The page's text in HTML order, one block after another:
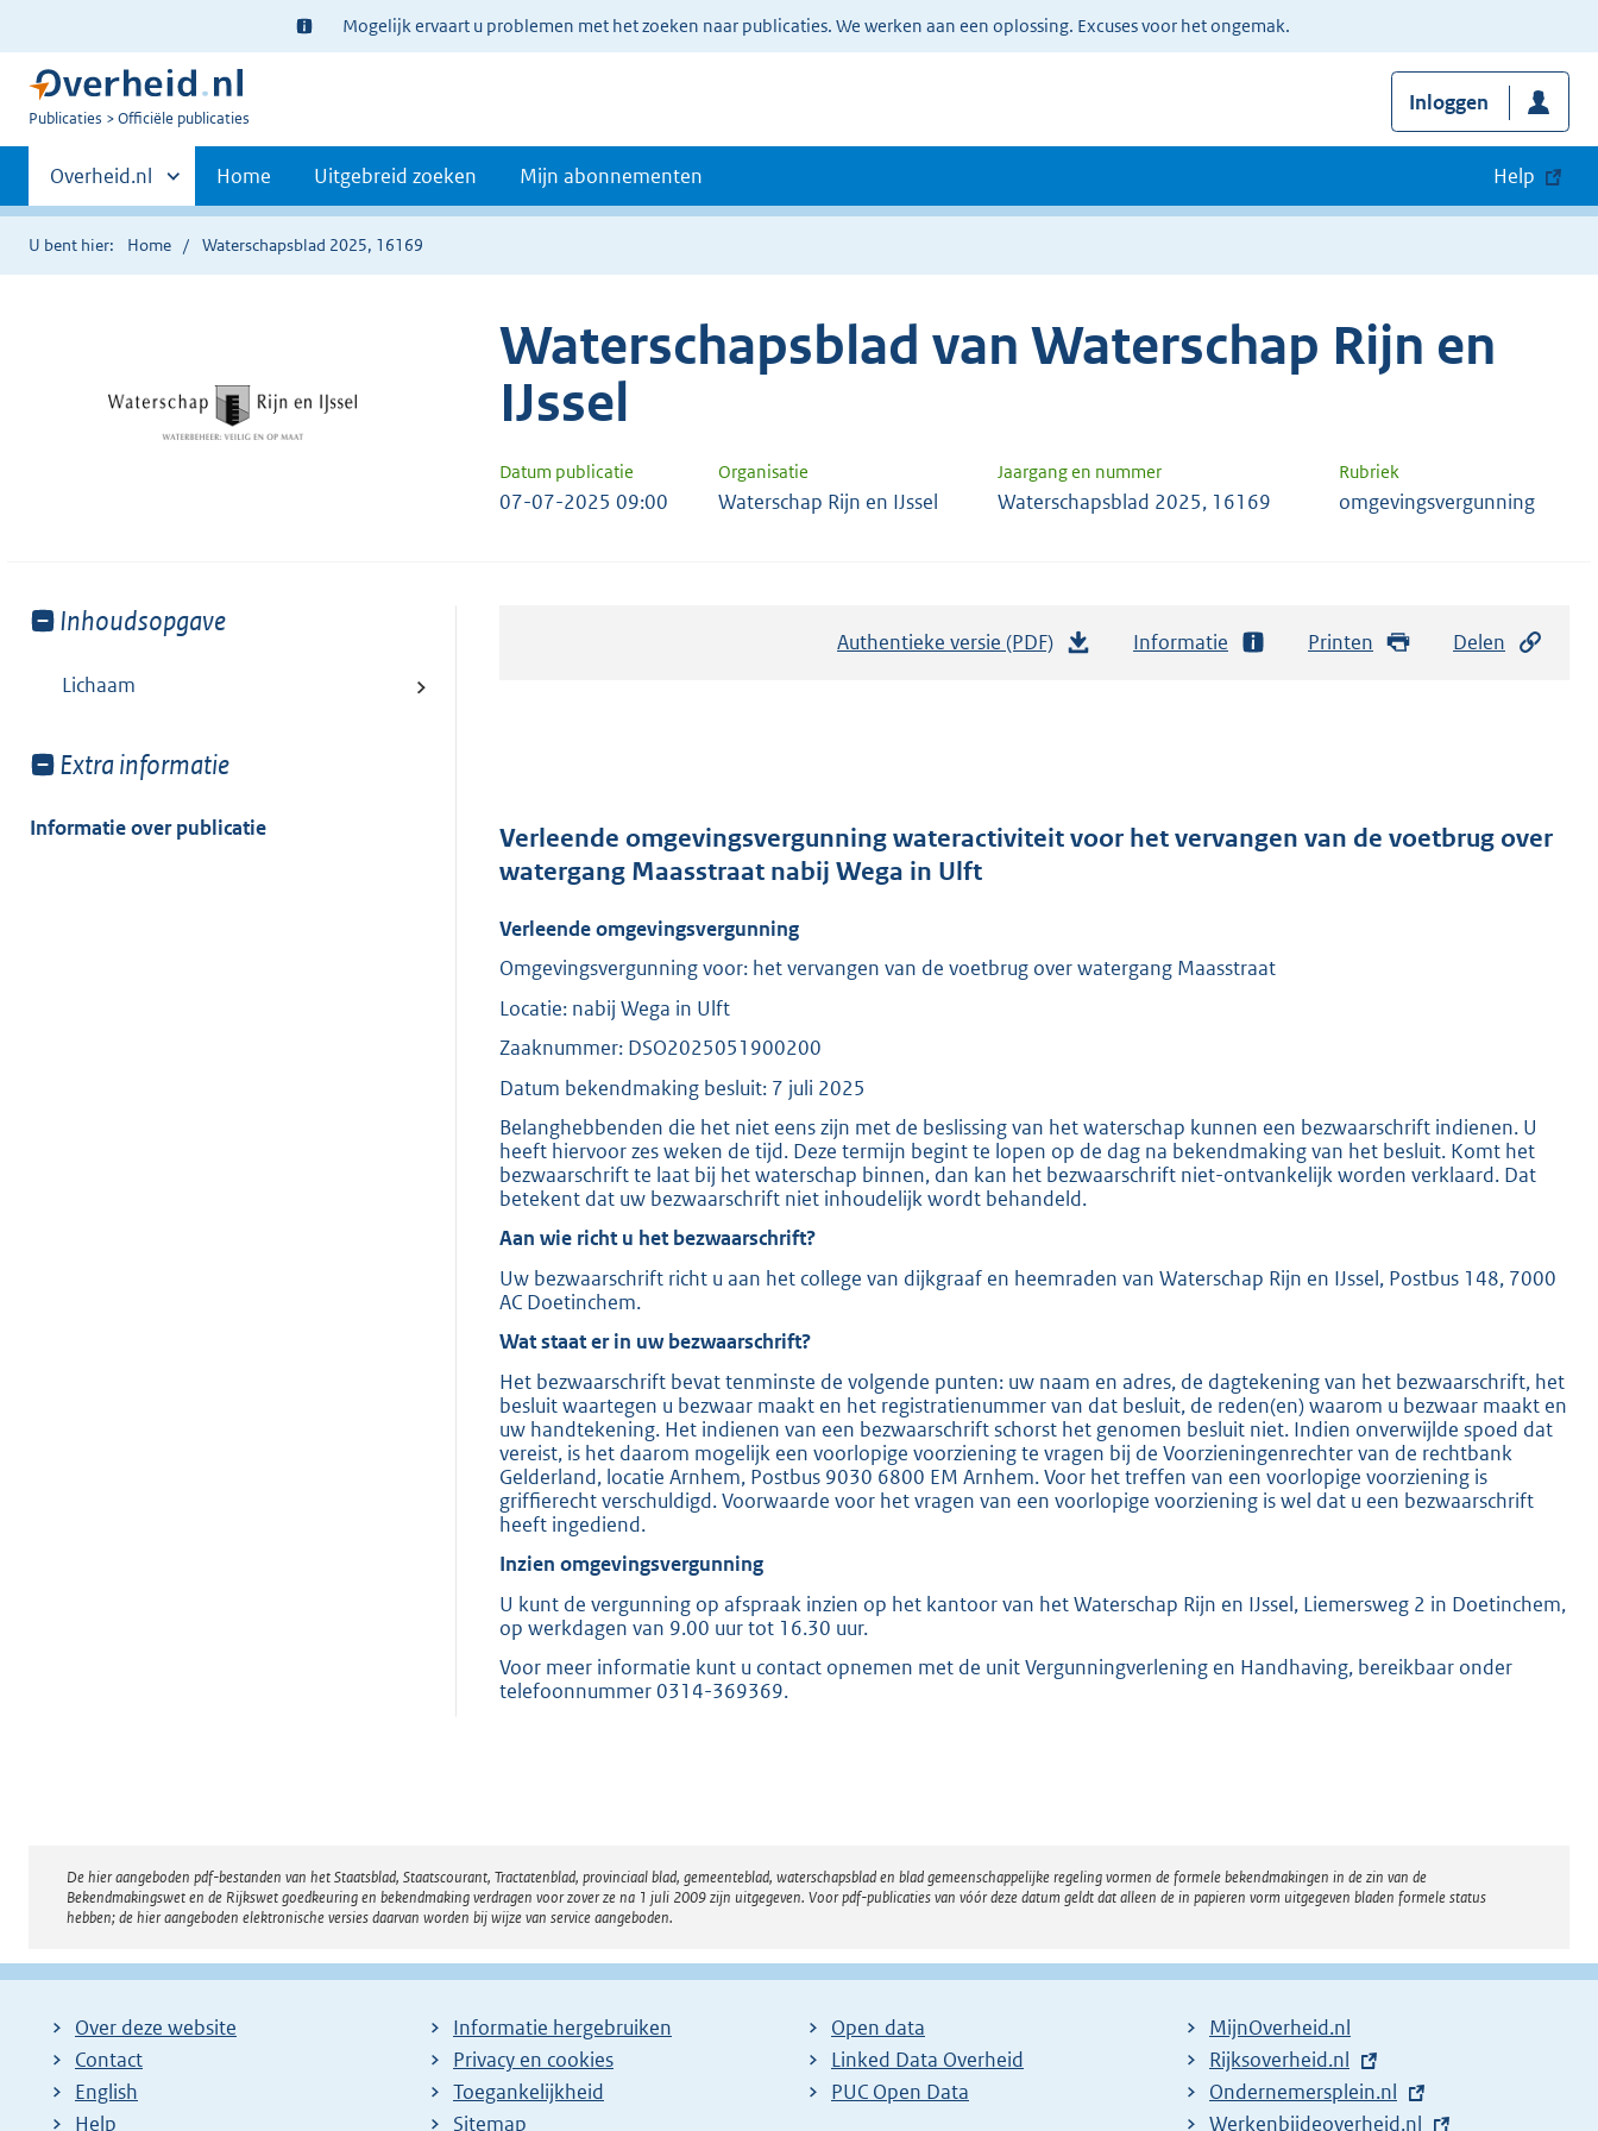
Ter
informatie:
Mogelijk ervaart u problemen met het zoeken naar publicaties. We werken aan een oplossing. Excuses voor het ongemak.
U
Publicaties Officiële publicaties
Inloggen
Primaire
navigatie
Andere
sites
binnen
Overheid.nl Home Uitgebreid zoeken Mijn abonnementen Help
U bent hier: Home Waterschapsblad 2025, 16169
Waterschapsblad van Waterschap Rijn en
IJssel
Datum publicatie Organisatie Jaargang en nummer Rubriek
07-07-2025 09:00 Waterschap Rijn en IJssel Waterschapsblad 2025, 16169 omgevingsvergunning
Toon
van:
Inhoudsopgave
Lichaam
Toon
van:
Extra informatie
Informatie over publicatie
Authentieke versie (PDF)
d
o
:
2
0
b
Informatie Printen Delen
Verleende omgevingsvergunning wateractiviteit voor het vervangen van de voetbrug over
watergang Maasstraat nabij Wega in Ulft
Verleende omgevingsvergunning
Omgevingsvergunning voor: het vervangen van de voetbrug over watergang Maasstraat
Locatie: nabij Wega in Ulft
Zaaknummer: DSO2025051900200
Datum bekendmaking besluit: 7 juli 2025
Belanghebbenden die het niet eens zijn met de beslissing van het waterschap kunnen een bezwaarschrift indienen. U
heeft hiervoor zes weken de tijd. Deze termijn begint te lopen op de dag na bekendmaking van het besluit. Komt het
bezwaarschrift te laat bij het waterschap binnen, dan kan het bezwaarschrift niet-ontvankelijk worden verklaard. Dat
betekent dat uw bezwaarschrift niet inhoudelijk wordt behandeld.
Aan wie richt u het bezwaarschrift?
Uw bezwaarschrift richt u aan het college van dijkgraaf en heemraden van Waterschap Rijn en IJssel, Postbus 148, 7000
AC Doetinchem.
Wat staat er in uw bezwaarschrift?
Het bezwaarschrift bevat tenminste de volgende punten: uw naam en adres, de dagtekening van het bezwaarschrift, het
besluit waartegen u bezwaar maakt en het registratienummer van dat besluit, de reden(en) waarom u bezwaar maakt en
uw handtekening. Het indienen van een bezwaarschrift schorst het genomen besluit niet. Indien onverwijlde spoed dat
vereist, is het daarom mogelijk een voorlopige voorziening te vragen bij de Voorzieningenrechter van de rechtbank
Gelderland, locatie Arnhem, Postbus 9030 6800 EM Arnhem. Voor het treffen van een voorlopige voorziening is
griffierecht verschuldigd. Voorwaarde voor het vragen van een voorlopige voorziening is wel dat u een bezwaarschrift
heeft ingediend.
Inzien omgevingsvergunning
U kunt de vergunning op afspraak inzien op het kantoor van het Waterschap Rijn en IJssel, Liemersweg 2 in Doetinchem,
op werkdagen van 9.00 uur tot 16.30 uur.
Voor meer informatie kunt u contact opnemen met de unit Vergunningverlening en Handhaving, bereikbaar onder
telefoonnummer 0314-369369.
Disclaimer
De hier aangeboden pdf-bestanden van het Staatsblad, Staatscourant, Tractatenblad, provinciaal blad, gemeenteblad, waterschapsblad en blad gemeenschappelijke regeling vormen de formele bekendmakingen in de zin van de
Bekendmakingswet en de Rijkswet goedkeuring en bekendmaking verdragen voor zover ze na 1 juli 2009 zijn uitgegeven. Voor pdf-publicaties van vóór deze datum geldt dat alleen de in papieren vorm uitgegeven bladen formele status
hebben; de hier aangeboden elektronische versies daarvan worden bij wijze van service aangeboden.
Over deze website
Contact
English
Help
Informatie hergebruiken
Privacy en cookies
Toegankelijkheid
Sitemap
Open data
Linked Data Overheid
PUC Open Data
MijnOverheid.nl
E
x
t
Rijksoverheid.nl
E
x
Ondernemersplein.nl
E
Werkenbijdeoverheid.nl